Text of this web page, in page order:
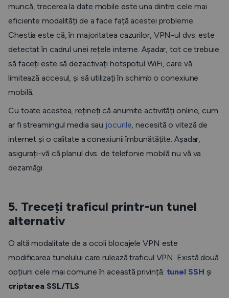
muncă, trecerea la date mobile este una dintre cele mai
eficiente modalități de a face față acestei probleme.
Chestia este că, în majoritatea cazurilor, VPN-ul dvs. este
detectat în cadrul unei rețele interne. Așadar, tot ce trebuie
să faceți este să dezactivați hotspotul WiFi, care vă
limitează accesul, și să utilizați în schimb o conexiune
mobilă.
Cu toate acestea, rețineți că anumite activități online, cum
ar fi streamingul media sau jocurile, necesită o viteză de
internet și o calitate a conexiunii îmbunătățite. Așadar,
asigurați-vă că planul dvs. de telefonie mobilă nu vă va
dezamăgi.
5. Treceți traficul printr-un tunel
alternativ
O altă modalitate de a ocoli blocajele VPN este
modificarea tunelului care rulează traficul VPN. Există două
opțiuni cele mai comune în această privință: tunel SSH și
criptarea SSL/TLS.